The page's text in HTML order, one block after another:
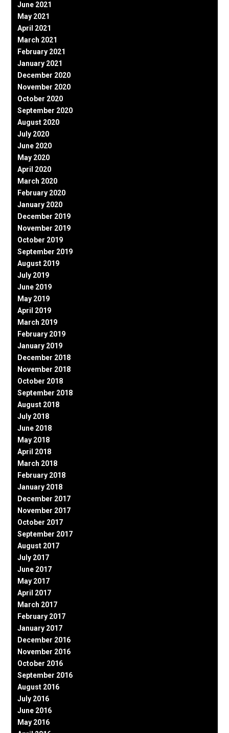
June 2021
May 2021
April 2021
March 2021
February 2021
January 2021
December 2020
November 2020
October 2020
September 2020
August 2020
July 2020
June 2020
May 2020
April 2020
March 2020
February 2020
January 2020
December 2019
November 2019
October 2019
September 2019
August 2019
July 2019
June 2019
May 2019
April 2019
March 2019
February 2019
January 2019
December 2018
November 2018
October 2018
September 2018
August 2018
July 2018
June 2018
May 2018
April 2018
March 2018
February 2018
January 2018
December 2017
November 2017
October 2017
September 2017
August 2017
July 2017
June 2017
May 2017
April 2017
March 2017
February 2017
January 2017
December 2016
November 2016
October 2016
September 2016
August 2016
July 2016
June 2016
May 2016